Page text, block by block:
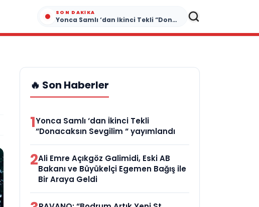
SON DAKIKA
Yonca Samlı ‘dan İkinci Tekli “Donacaksın Sevgilim “ yayımlandı
🔥 Son Haberler
1Yonca Samlı ‘dan İkinci Tekli
“Donacaksın Sevgilim “ yayımlandı
2Ali Emre Açıkgöz Galimidi, Eski AB
Bakanı ve Büyükelçi Egemen Bağış ile
Bir Araya Geldi